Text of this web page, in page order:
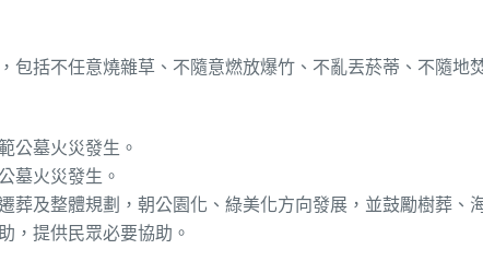
括不任意燒雜草、不隨意燃放爆竹、不亂丟菸蒂、不隨地
墓火災發生。
葬及整體規劃，朝公園化、綠美化方向發展，並鼓勵樹葬、
，提供民眾必要協助。